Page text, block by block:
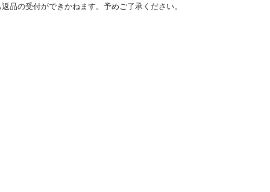
品の受付ができかねます。予めご了承ください。